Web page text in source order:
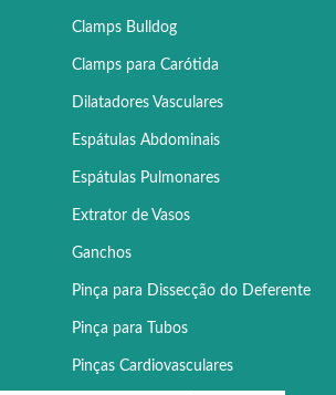
Clamps Bulldog
Clamps para Carótida
Dilatadores Vasculares
Espátulas Abdominais
Espátulas Pulmonares
Extrator de Vasos
Ganchos
Pinça para Dissecção do Deferente
Pinça para Tubos
Pinças Cardiovasculares